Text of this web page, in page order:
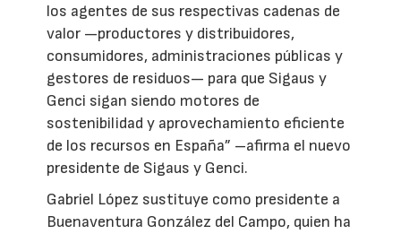
los agentes de sus respectivas cadenas de
valor —productores y distribuidores,
consumidores, administraciones públicas y
gestores de residuos— para que Sigaus y
Genci sigan siendo motores de
sostenibilidad y aprovechamiento eficiente
de los recursos en España” –afirma el nuevo
presidente de Sigaus y Genci.
Gabriel López sustituye como presidente a
Buenaventura González del Campo, quien ha